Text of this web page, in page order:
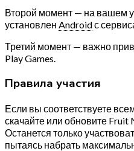
Второй момент — на вашем
установлен Androidс
Третий момент — важно
Play Games.
Правила участия
Если вы соответствуете
скачайте или обновите Fruit
Останется только
пытаясь набрать